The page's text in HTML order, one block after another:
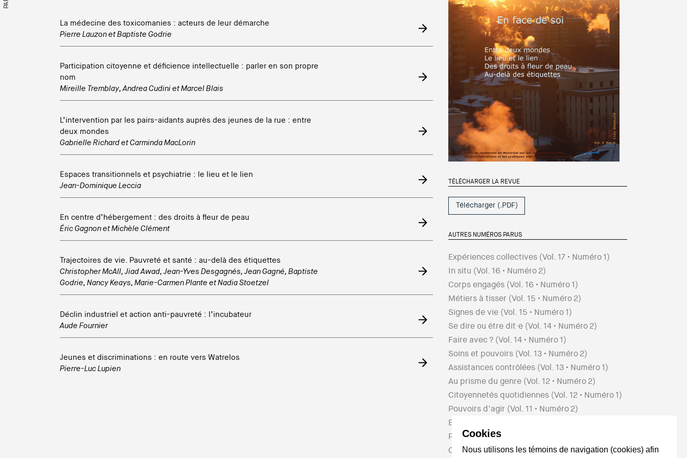
La médecine des toxicomanies : acteurs de leur démarche
Pierre LauzonetBaptiste Godrie
Participation citoyenne et déficience intellectuelle : parler en son propre
nom
Mireille Tremblay, Andrea CudinietMarcel Blais
L’intervention par les pairs-aidants auprès des jeunes de la rue : entre
deux mondes
Gabrielle RichardetCarminda MacLorin
Espaces transitionnels et psychiatrie : le lieu et le lien
Jean-Dominique Leccia
En centre d’hébergement : des droits à fleur de peau
Éric GagnonetMichèle Clément
Trajectoires de vie. Pauvreté et santé : au-delà des étiquettes
Christopher McAll, Jiad Awad, Jean-Yves Desgagnés, Jean Gagné, Baptiste
Godrie, Nancy Keays, Marie-Carmen Plante etNadia Stoetzel
Déclin industriel et action anti-pauvreté : l’incubateur
Aude Fournier
Jeunes et discriminations : en route vers Watrelos
Pierre-Luc Lupien
TÉLÉCHARGER LA REVUE
Télécharger (.PDF)
AUTRES NUMÉROS PARUS
Expériences collectives (Vol. 17 • Numéro1)
In situ (Vol. 16 • Numéro2)
Corps engagés (Vol. 16 • Numéro1)
Métiers à tisser (Vol. 15 • Numéro2)
Signes de vie (Vol. 15 • Numéro1)
Se dire ou être dit·e (Vol. 14 • Numéro2)
Faire avec ? (Vol. 14 • Numéro1)
Soins et pouvoirs (Vol. 13 • Numéro2)
Assistances contrôlées (Vol. 13 • Numéro1)
Au prisme du genre (Vol. 12 • Numéro2)
Citoyennetés quotidiennes (Vol. 12 • Numéro1)
Pouvoirs d’agir (Vol. 11 • Numéro2)
Espaces pour être
Portes de sortie
Créativité citoyenne(Vol.10• Numéro1)
Cookies
Nous utilisons les témoins de navigation (cookies) afin